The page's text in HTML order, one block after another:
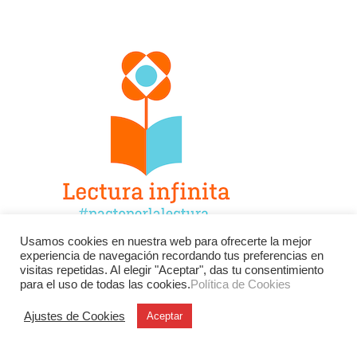
Facebook Twitter
Instagram
YouTube
LinkedIn Contacto
Usamos cookies en nuestra web para ofrecerte la mejor
experiencia de navegación recordando tus preferencias en
visitas repetidas. Al elegir "Aceptar", das tu consentimiento
para el uso de todas las cookies.Política de Cookies
Ajustes de Cookies Aceptar